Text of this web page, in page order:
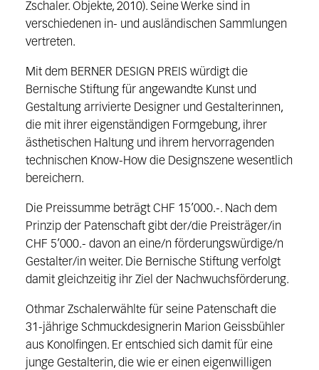
Zschaler. Objekte, 2010). Seine Werke sind in
verschiedenen in- und ausländischen Sammlungen
vertreten.
Mit dem BERNER DESIGN PREIS würdigt die
Bernische Stiftung für angewandte Kunst und
Gestaltung arrivierte Designer und Gestalterinnen,
die mit ihrer eigenständigen Formgebung, ihrer
ästhetischen Haltung und ihrem hervorragenden
technischen Know-How die Designszene wesentlich
bereichern.
Die Preissumme beträgt CHF 15’000.-. Nach dem
Prinzip der Patenschaft gibt der/die Preisträger/in
CHF 5’000.- davon an eine/n förderungswürdige/n
Gestalter/in weiter. Die Bernische Stiftung verfolgt
damit gleichzeitig ihr Ziel der Nachwuchsförderung.
Othmar Zschalerwählte für seine Patenschaft die
31-jährige Schmuckdesignerin Marion Geissbühler
aus Konolfingen. Er entschied sich damit für eine
junge Gestalterin, die wie er einen eigenwilligen